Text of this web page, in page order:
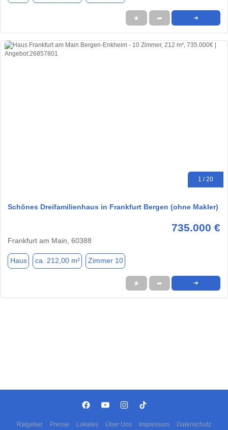
★ ➦ ➜
1 / 20
Schönes Dreifamilienhaus in Frankfurt Bergen (ohne Makler)
735.000 €
Frankfurt am Main, 60388
Haus ca. 212,00 m² Zimmer 10
★ ➦ ➜
Ratgeber Presse Lokales Über Uns Impressum Datenschutz